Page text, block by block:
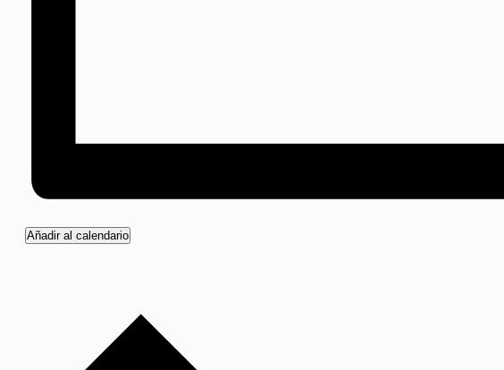
Añadir al calendario